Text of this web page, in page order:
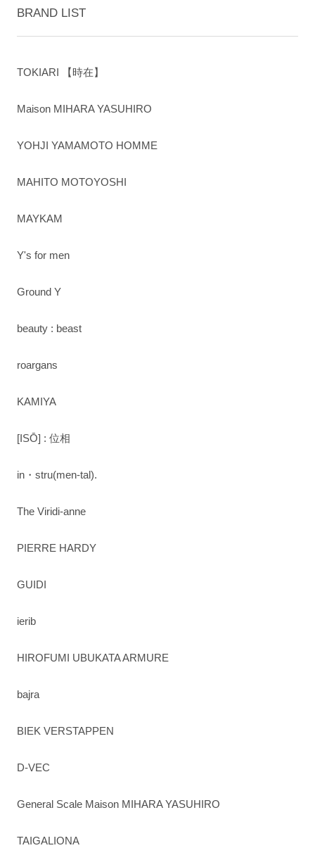
BRAND LIST
TOKIARI 【時在】
Maison MIHARA YASUHIRO
YOHJI YAMAMOTO HOMME
MAHITO MOTOYOSHI
MAYKAM
Y's for men
Ground Y
beauty : beast
roargans
KAMIYA
[ISŌ] : 位相
in・stru(men-tal).
The Viridi-anne
PIERRE HARDY
GUIDI
ierib
HIROFUMI UBUKATA ARMURE
bajra
BIEK VERSTAPPEN
D-VEC
General Scale Maison MIHARA YASUHIRO
TAIGALIONA